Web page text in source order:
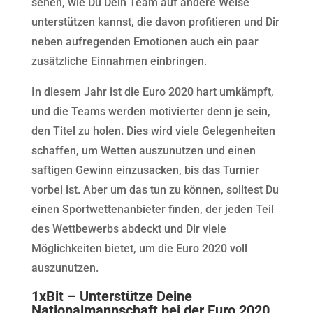
unterstützen kannst, die davon profitieren und Dir
neben aufregenden Emotionen auch ein paar
zusätzliche Einnahmen einbringen.
In diesem Jahr ist die Euro 2020 hart umkämpft,
und die Teams werden motivierter denn je sein,
den Titel zu holen. Dies wird viele Gelegenheiten
schaffen, um Wetten auszunutzen und einen
saftigen Gewinn einzusacken, bis das Turnier
vorbei ist. Aber um das tun zu können, solltest Du
einen Sportwettenanbieter finden, der jeden Teil
des Wettbewerbs abdeckt und Dir viele
Möglichkeiten bietet, um die Euro 2020 voll
auszunutzen.
1xBit – Unterstütze Deine